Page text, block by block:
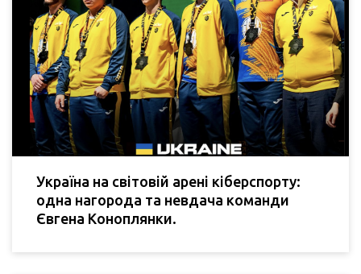
Україна на світовій арені кіберспорту:
одна нагорода та невдача команди
Євгена Коноплянки.